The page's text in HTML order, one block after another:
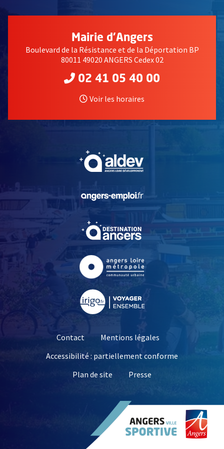
Mairie d'Angers
Boulevard de la Résistance et de la Déportation BP
80011 49020 ANGERS Cedex 02
02 41 05 40 00
Voir les horaires
, Ouvre une nouvelle
, Ouvre une nouvelle
Contact
Mentions légales
Accessibilité : partiellement conforme
Plan de site
Presse